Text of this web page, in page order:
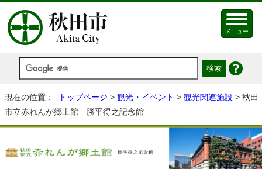
メニュー
現在の位置： トップページ > 観光・イベント > 観光関連施設 > 秋田
市立赤れんが郷土館 勝平得之記念館